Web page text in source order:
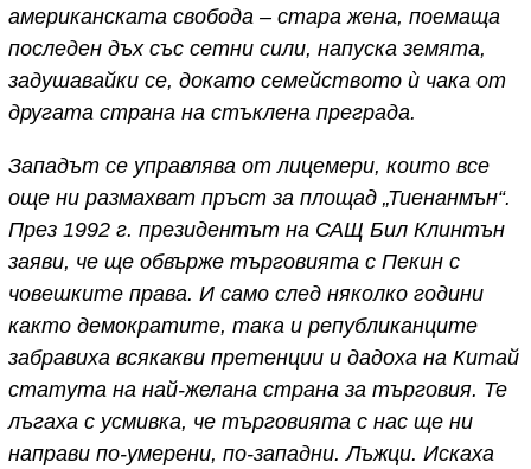
американската свобода – стара жена, поемаща
последен дъх със сетни сили, напуска земята,
задушавайки се, докато семейството ѝ чака от
другата страна на стъклена преграда.
Западът се управлява от лицемери, които все
още ни размахват пръст за площад „Тиенанмън“.
През 1992 г. президентът на САЩ Бил Клинтън
заяви, че ще обвърже търговията с Пекин с
човешките права. И само след няколко години
както демократите, така и републиканците
забравиха всякакви претенции и дадоха на Китай
статута на най-желана страна за търговия. Те
лъгаха с усмивка, че търговията с нас ще ни
направи по-умерени, по-западни. Лъжци. Искаха